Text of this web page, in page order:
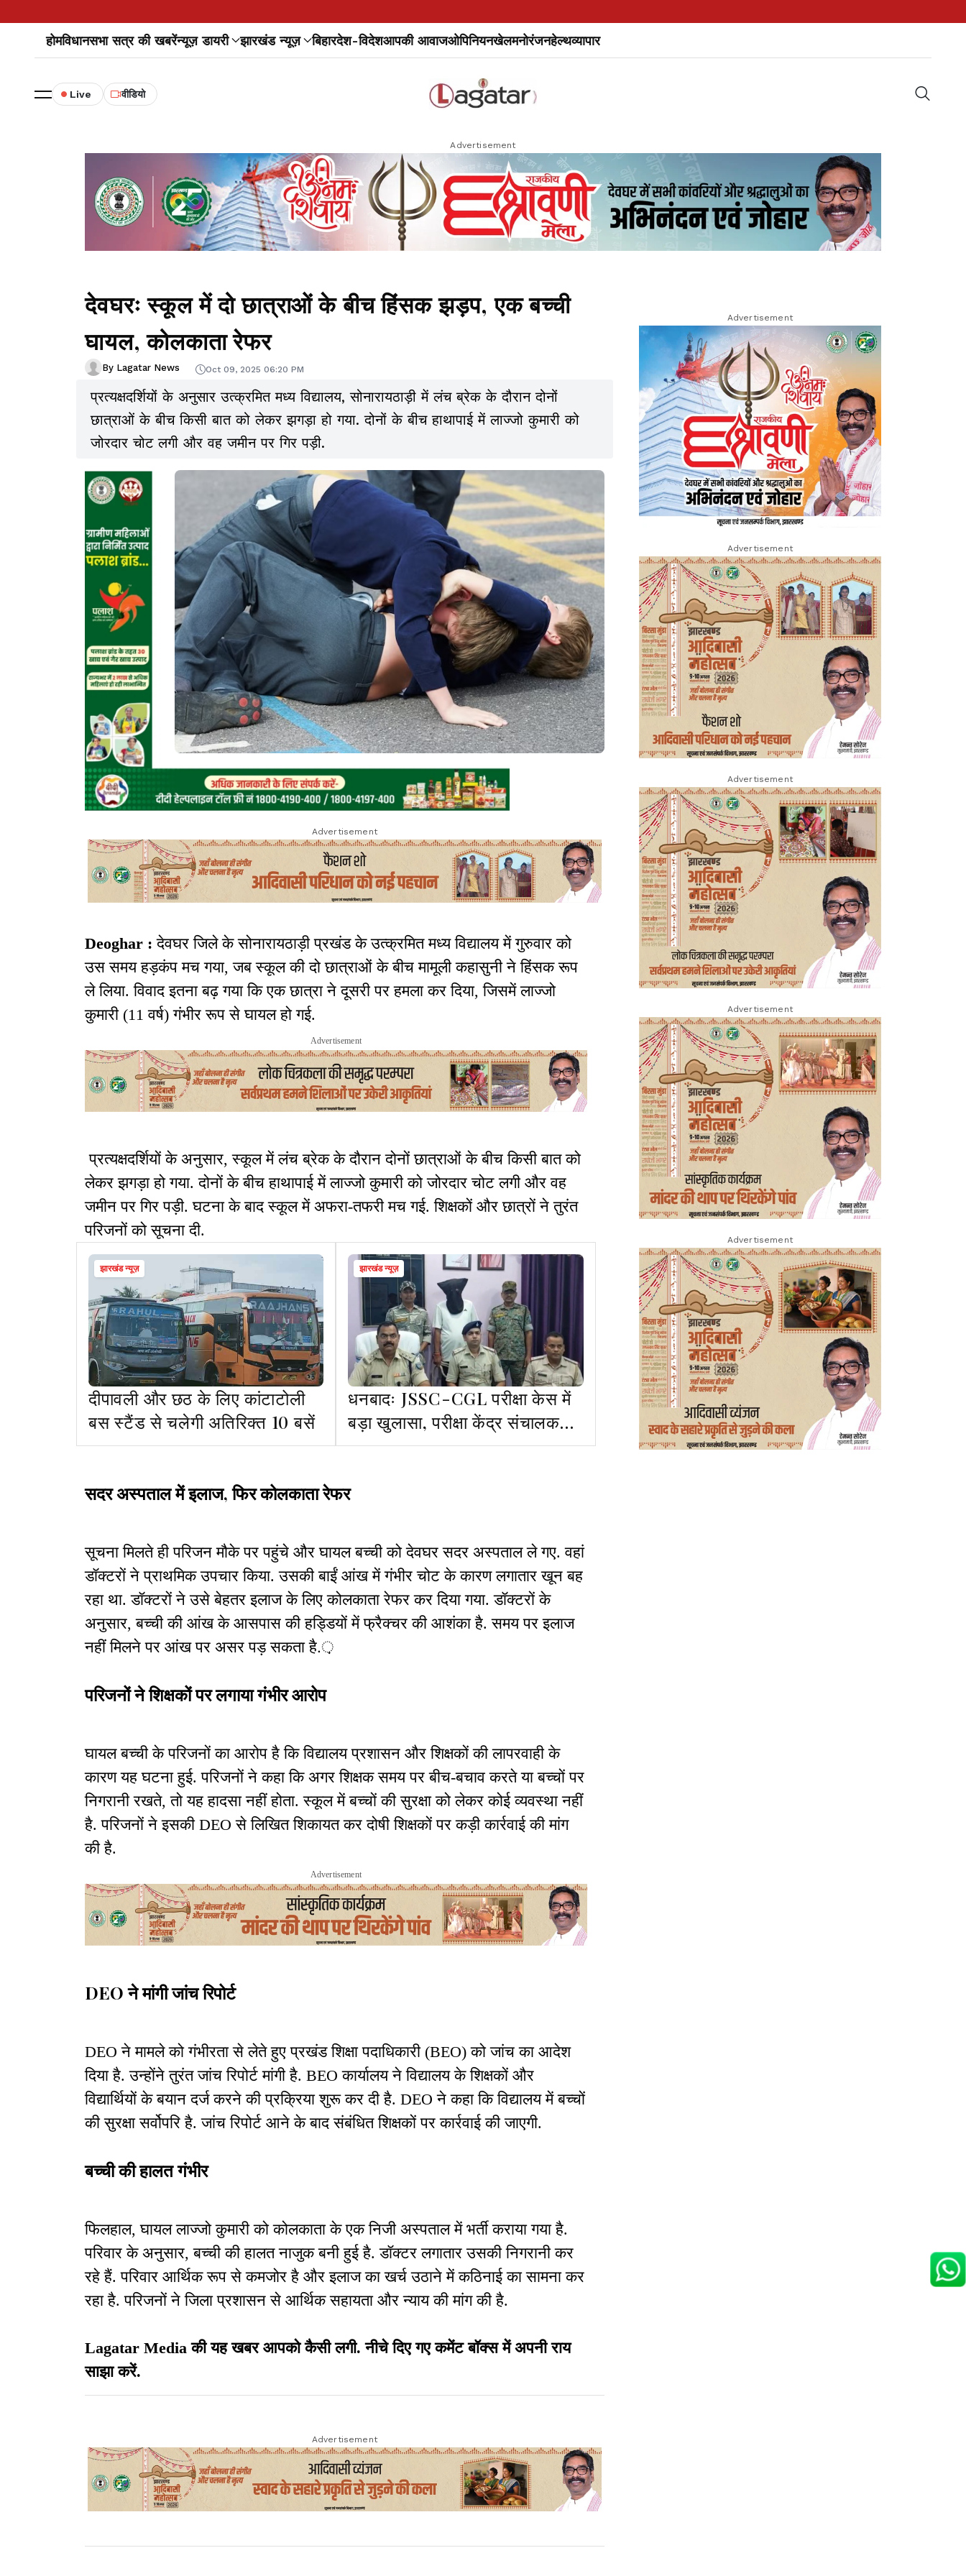
होमविधानसभा सत्र की खबरेंन्यूज़ डायरी झारखंड न्यूज़ बिहारदेश-विदेशआपकी आवाजओपिनियनखेलमनोरंजनहेल्थव्यापार
Live वीडियो
Advertisement
देवघरः स्कूल में दो छात्राओं के बीच हिंसक झड़प, एक बच्ची
घायल, कोलकाता रेफर
By Lagatar News Oct 09, 2025 06:20 PM
प्रत्यक्षदर्शियों के अनुसार उत्क्रमित मध्य विद्यालय, सोनारायठाड़ी में लंच ब्रेक के दौरान दोनों
छात्राओं के बीच किसी बात को लेकर झगड़ा हो गया. दोनों के बीच हाथापाई में लाज्जो कुमारी को
जोरदार चोट लगी और वह जमीन पर गिर पड़ी.
Advertisement
Deoghar : देवघर जिले के सोनारायठाड़ी प्रखंड के उत्क्रमित मध्य विद्यालय में गुरुवार को
उस समय हड़कंप मच गया, जब स्कूल की दो छात्राओं के बीच मामूली कहासुनी ने हिंसक रूप
ले लिया. विवाद इतना बढ़ गया कि एक छात्रा ने दूसरी पर हमला कर दिया, जिसमें लाज्जो
कुमारी (11 वर्ष) गंभीर रूप से घायल हो गई.
Advertisement
प्रत्यक्षदर्शियों के अनुसार, स्कूल में लंच ब्रेक के दौरान दोनों छात्राओं के बीच किसी बात को
लेकर झगड़ा हो गया. दोनों के बीच हाथापाई में लाज्जो कुमारी को जोरदार चोट लगी और वह
जमीन पर गिर पड़ी. घटना के बाद स्कूल में अफरा-तफरी मच गई. शिक्षकों और छात्रों ने तुरंत
परिजनों को सूचना दी.
झारखंड न्यूज़
दीपावली और छठ के लिए कांटाटोली
बस स्टैंड से चलेगी अतिरिक्त 10 बसें
झारखंड न्यूज़
धनबादः JSSC-CGL परीक्षा केस में
बड़ा खुलासा, परीक्षा केंद्र संचालक
अरेस्ट, जुर्म कबूला
सदर अस्पताल में इलाज, फिर कोलकाता रेफर
सूचना मिलते ही परिजन मौके पर पहुंचे और घायल बच्ची को देवघर सदर अस्पताल ले गए. वहां
डॉक्टरों ने प्राथमिक उपचार किया. उसकी बाईं आंख में गंभीर चोट के कारण लगातार खून बह
रहा था. डॉक्टरों ने उसे बेहतर इलाज के लिए कोलकाता रेफर कर दिया गया. डॉक्टरों के
अनुसार, बच्ची की आंख के आसपास की हड्डियों में फ्रैक्चर की आशंका है. समय पर इलाज
नहीं मिलने पर आंख पर असर पड़ सकता है.़
परिजनों ने शिक्षकों पर लगाया गंभीर आरोप
घायल बच्ची के परिजनों का आरोप है कि विद्यालय प्रशासन और शिक्षकों की लापरवाही के
कारण यह घटना हुई. परिजनों ने कहा कि अगर शिक्षक समय पर बीच-बचाव करते या बच्चों पर
निगरानी रखते, तो यह हादसा नहीं होता. स्कूल में बच्चों की सुरक्षा को लेकर कोई व्यवस्था नहीं
है. परिजनों ने इसकी DEO से लिखित शिकायत कर दोषी शिक्षकों पर कड़ी कार्रवाई की मांग
की है.
Advertisement
DEO ने मांगी जांच रिपोर्ट
DEO ने मामले को गंभीरता से लेते हुए प्रखंड शिक्षा पदाधिकारी (BEO) को जांच का आदेश
दिया है. उन्होंने तुरंत जांच रिपोर्ट मांगी है. BEO कार्यालय ने विद्यालय के शिक्षकों और
विद्यार्थियों के बयान दर्ज करने की प्रक्रिया शुरू कर दी है. DEO ने कहा कि विद्यालय में बच्चों
की सुरक्षा सर्वोपरि है. जांच रिपोर्ट आने के बाद संबंधित शिक्षकों पर कार्रवाई की जाएगी.
बच्ची की हालत गंभीर
फिलहाल, घायल लाज्जो कुमारी को कोलकाता के एक निजी अस्पताल में भर्ती कराया गया है.
परिवार के अनुसार, बच्ची की हालत नाजुक बनी हुई है. डॉक्टर लगातार उसकी निगरानी कर
रहे हैं. परिवार आर्थिक रूप से कमजोर है और इलाज का खर्च उठाने में कठिनाई का सामना कर
रहा है. परिजनों ने जिला प्रशासन से आर्थिक सहायता और न्याय की मांग की है.
Lagatar Media की यह खबर आपको कैसी लगी. नीचे दिए गए कमेंट बॉक्स में अपनी राय
साझा करें.
Advertisement
Advertisement
Advertisement
Advertisement
Advertisement
Advertisement